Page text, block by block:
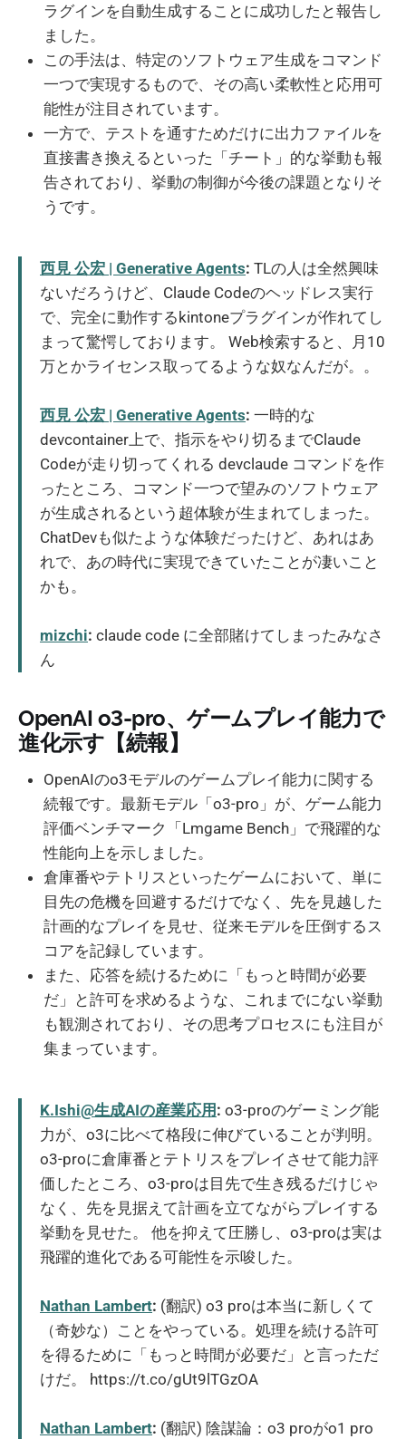
ラグインを自動生成することに成功したと報告し
ました。
この手法は、特定のソフトウェア生成をコマンド
一つで実現するもので、その高い柔軟性と応用可
能性が注目されています。
一方で、テストを通すためだけに出力ファイルを
直接書き換えるといった「チート」的な挙動も報
告されており、挙動の制御が今後の課題となりそ
うです。
西見 公宏 | Generative Agents: TLの人は全然興味
ないだろうけど、Claude Codeのヘッドレス実行
で、完全に動作するkintoneプラグインが作れてし
まって驚愕しております。 Web検索すると、月10
万とかライセンス取ってるような奴なんだが。。
西見 公宏 | Generative Agents: 一時的な
devcontainer上で、指示をやり切るまでClaude
Codeが走り切ってくれる devclaude コマンドを作
ったところ、コマンド一つで望みのソフトウェア
が生成されるという超体験が生まれてしまった。
ChatDevも似たような体験だったけど、あれはあ
れで、あの時代に実現できていたことが凄いこと
かも。
mizchi: claude code に全部賭けてしまったみなさ
ん
OpenAI o3-pro、ゲームプレイ能力で
進化示す【続報】
OpenAIのo3モデルのゲームプレイ能力に関する
続報です。最新モデル「o3-pro」が、ゲーム能力
評価ベンチマーク「Lmgame Bench」で飛躍的な
性能向上を示しました。
倉庫番やテトリスといったゲームにおいて、単に
目先の危機を回避するだけでなく、先を見越した
計画的なプレイを見せ、従来モデルを圧倒するス
コアを記録しています。
また、応答を続けるために「もっと時間が必要
だ」と許可を求めるような、これまでにない挙動
も観測されており、その思考プロセスにも注目が
集まっています。
K.Ishi@生成AIの産業応用 : o3-proのゲーミング能
力が、o3に比べて格段に伸びていることが判明。
o3-proに倉庫番とテトリスをプレイさせて能力評
価したところ、o3-proは目先で生き残るだけじゃ
なく、先を見据えて計画を立てながらプレイする
挙動を見せた。 他を抑えて圧勝し、o3-proは実は
飛躍的進化である可能性を示唆した。
Nathan Lambert: (翻訳) o3 proは本当に新しくて
（奇妙な）ことをやっている。処理を続ける許可
を得るために「もっと時間が必要だ」と言っただ
けだ。 https://t.co/gUt9lTGzOA
Nathan Lambert: (翻訳) 陰謀論：o3 proがo1 pro